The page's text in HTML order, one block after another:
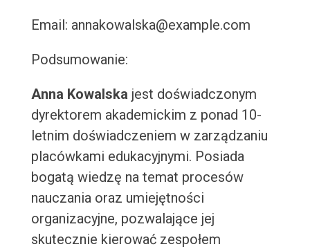
Email: annakowalska@example.com
Podsumowanie:
Anna Kowalska jest doświadczonym
dyrektorem akademickim z ponad 10-
letnim doświadczeniem w zarządzaniu
placówkami edukacyjnymi. Posiada
bogatą wiedzę na temat procesów
nauczania oraz umiejętności
organizacyjne, pozwalające jej
skutecznie kierować zespołem